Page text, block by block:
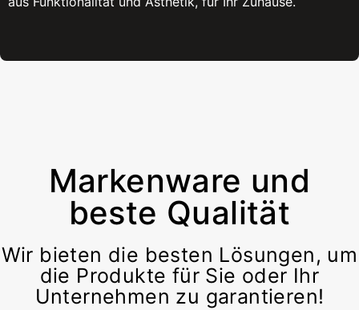
Markenware und
beste Qualität
Wir bieten die besten Lösungen, um
die Produkte für Sie oder Ihr
Unternehmen zu garantieren!